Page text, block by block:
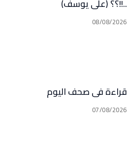
..!!؟؟ (علي يوسف)
08/08/2026
قراءة في صحف اليوم
07/08/2026